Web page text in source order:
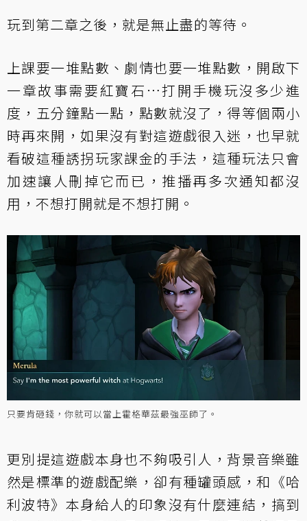
玩到第二章之後，就是無止盡的等待。
上課要一堆點數、劇情也要一堆點數，開啟下
一章故事需要紅寶石⋯打開手機玩沒多少進
度，五分鐘點一點，點數就沒了，得等個兩小
時再來開，如果沒有對這遊戲很入迷，也早就
看破這種誘拐玩家課金的手法，這種玩法只會
加速讓人刪掉它而已，推播再多次通知都沒
用，不想打開就是不想打開。
只要肯砸錢，你就可以當上霍格華茲最強巫師了。
更別提這遊戲本身也不夠吸引人，背景音樂雖
然是標準的遊戲配樂，卻有種罐頭感，和《哈
利波特》本身給人的印象沒有什麼連結，搞到